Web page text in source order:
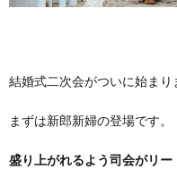
結婚式二次会がついに始まり
まずは新郎新婦の登場です。
盛り上がれるよう司会がリー